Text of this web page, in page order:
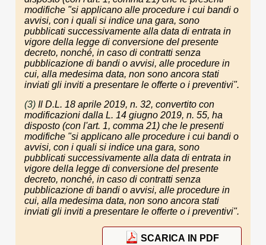
modifiche "si applicano alle procedure i cui bandi o
avvisi, con i quali si indice una gara, sono
pubblicati successivamente alla data di entrata in
vigore della legge di conversione del presente
decreto, nonché, in caso di contratti senza
pubblicazione di bandi o avvisi, alle procedure in
cui, alla medesima data, non sono ancora stati
inviati gli inviti a presentare le offerte o i preventivi".
(3) Il D.L. 18 aprile 2019, n. 32, convertito con
modificazioni dalla L. 14 giugno 2019, n. 55, ha
disposto (con l'art. 1, comma 21) che le presenti
modifiche "si applicano alle procedure i cui bandi o
avvisi, con i quali si indice una gara, sono
pubblicati successivamente alla data di entrata in
vigore della legge di conversione del presente
decreto, nonché, in caso di contratti senza
pubblicazione di bandi o avvisi, alle procedure in
cui, alla medesima data, non sono ancora stati
inviati gli inviti a presentare le offerte o i preventivi".
SCARICA IN PDF